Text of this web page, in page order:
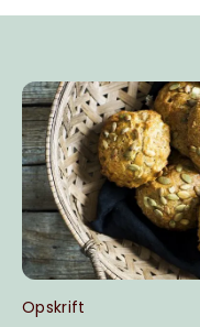
Opskrift